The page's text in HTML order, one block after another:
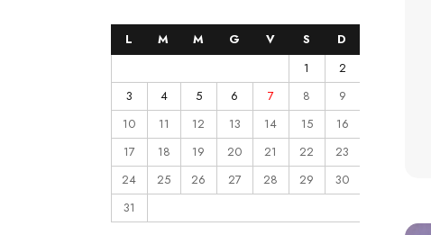
L M M G V S
D
1
2
3
4 5 6 7 8
9
10
11 12 13 14 15
16
17
18 19 20 21 22
23
24
25 26 27 28 29
30
31